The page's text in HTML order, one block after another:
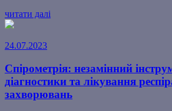
читати далі
24.07.2023
Спірометрія: незамінний
діагностики та лікування
захворювань